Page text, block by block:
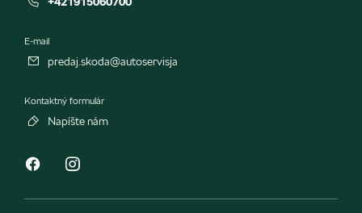
E-mail
predaj.skoda@autoservisja
Kontaktný formulár
Napíšte nám